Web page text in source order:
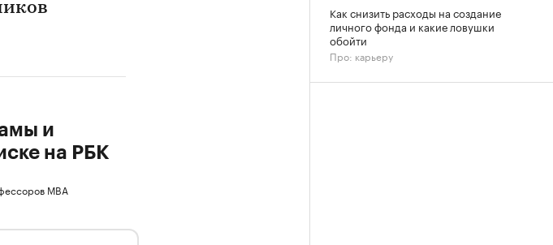
и
на РБК
MBA
Как снизить расходы на создание
личного фонда и какие ловушки
обойти
Про: карьеру